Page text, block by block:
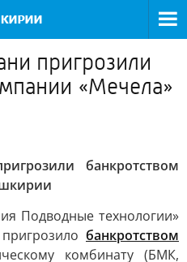
пригрозили
«Мечела»
банкротством
Подводные технологии»
банкротством
комбинату (БМК,